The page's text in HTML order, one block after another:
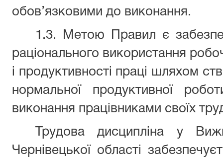
обов’язковими до виконання.
1.3. Метою Правил є
раціонального використання
і продуктивності праці шляхом
нормальної продуктивної
виконання працівниками своїх
Трудова дисципліна у
Чернівецької області